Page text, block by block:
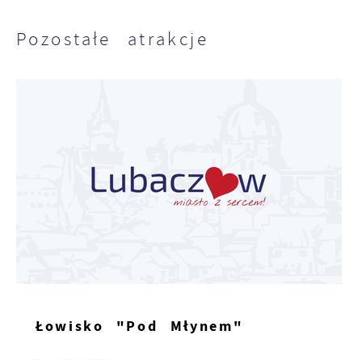
Pozostałe atrakcje
Łowisko "Pod Młynem"